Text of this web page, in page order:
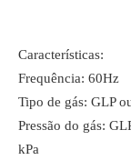
Características:
Frequência: 60Hz
Tipo de gás: GLP
Pressão do gás:
kPa